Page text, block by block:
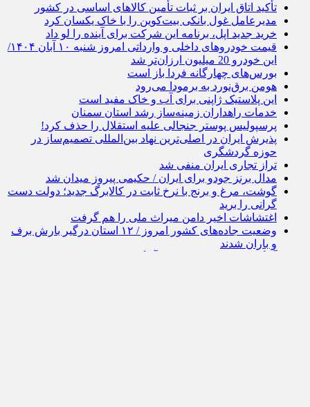
تأکید اتاق ایران بر ثبات تأمین کالا‌های اساسی در کشور
مدیرعامل غول بانکی بیت‌کوین را با خاک یکسان کرد
خرید جدید اپل، برنامه این شرکت برای آینده را لو داد
قیمت خودروهای داخلی و وارداتی امروز شنبه ۱۰ آبان ۱۴۰۴/
این خودرو 20 میلیون ارزان‌تر شد
بورس‌های چهارگانه فردا باز است
هومن برق‌نورد به برمودا می‌رود
این پلاستیک ژاپنی برای آب و خاک مفید است
خدمات راهداران زمینه‌ساز رشد استان سمنان
پرسپولیس پوستر جنجالی علیه استقلال را حذف کرد!
پذیرش ایران در اصلی‌ترین نهاد بین‌المللی تصمیم‌ساز در
حوزه گردشگری
تراز تجاری ایران منفی شد
مدال برنز جودو برای ایران / حکیمی پیروز میدان شد
گوشت، مرغ و برنج با نرخ ثابت در کالابرگ جدید؛ دولت دست
گرانی را برید
اغتشاشات اخیر دامن میراث ملی را هم گرفت
وضعیت جاده‌های کشور امروز / ۱۲ استان درگیر بارش برف
و باران شدند